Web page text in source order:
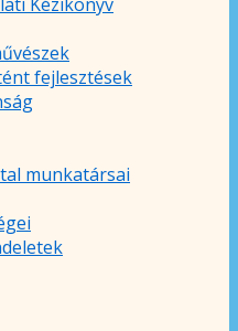
fejlesztések
munkatársai